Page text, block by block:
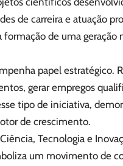
de carreira e atuação
de uma geração
papel estratégico.
gerar empregos
tipo de iniciativa,
de crescimento.
Tecnologia e
um movimento de